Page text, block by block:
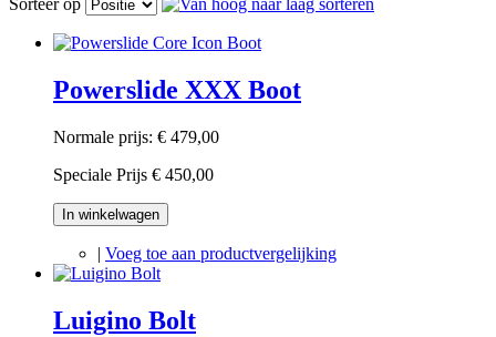
Sorteer op
Powerslide XXX Boot
Normale prijs: € 479,00
Speciale Prijs € 450,00
In winkelwagen
| Voeg toe aan productvergelijking
Luigino Bolt